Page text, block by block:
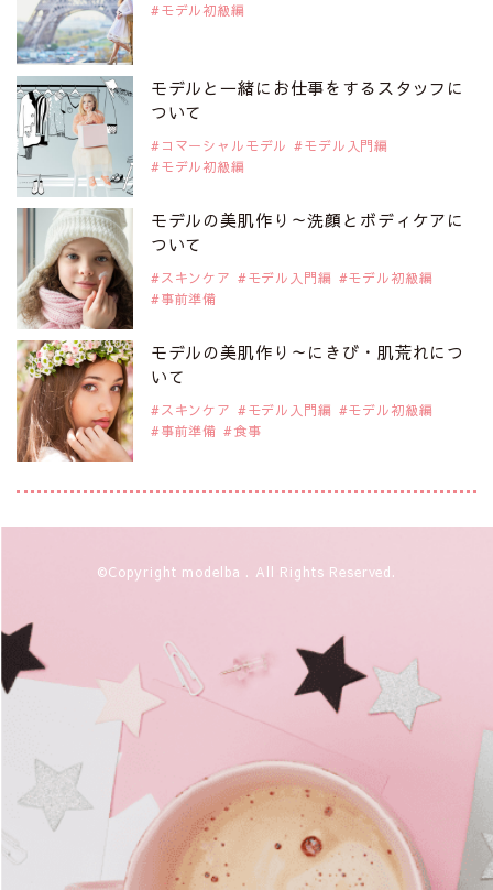
2019年9月29日
注目モデルを1名追加いたしました。
是非ご覧ください。
注目モデル 中条あやみさん
2019年9月29日
注目モデルを1名追加いたしました。
是非ご覧ください。
注目モデル 水原佑果さん
2019年9月29日
注目モデルを1名追加いたしました。
是非ご覧ください。
注目モデル CHIHARUさん
2019年9月29日
注目モデルを1名追加いたしました。
2019年9月29日
大注目のモデル10人
モデル初級編
モデルと一緒にお仕事をするスタッフに
ついて
コマーシャルモデル
モデル入門編
モデル初級編
モデルの美肌作り～洗顔とボディケアに
ついて
スキンケア モデル入門編
モデル初級編
事前準備
モデルの美肌作り～にきび・肌荒れにつ
いて
スキンケア モデル入門編
モデル初級編
事前準備
食事
©Copyright modelba . All Rights Reserved.